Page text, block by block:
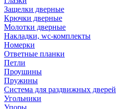
Защелки дверные
Крючки дверные
Молотки дверные
Накладки, wc-комплекты
Номерки
Ответные планки
Петли
Проушины
Пружины
Система для раздвижных дверей
Угольники
Упоры